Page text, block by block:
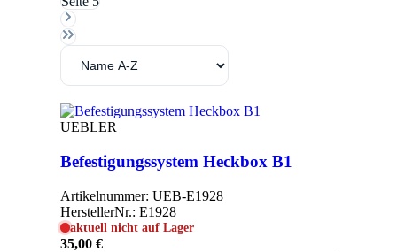
UEBLER
Befestigungssystem Heckbox B1
Artikelnummer: UEB-E1928
HerstellerNr.: E1928
aktuell nicht auf Lager
35,00 €